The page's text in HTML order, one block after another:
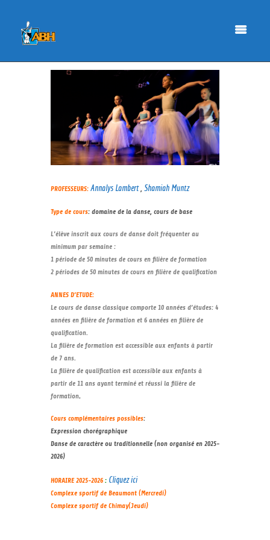
PROFESSEURS: Annalys Lambert, Shamiah Muntz
Type de cours: domaine de la danse, cours de base
L’élève inscrit aux cours de danse doit fréquenter au
minimum par semaine :
1 période de 50 minutes de cours en filière de formation
2 périodes de 50 minutes de cours en filière de qualification
ANNES D’ETUDE:
Le cours de danse classique comporte 10 années d’études: 4
années en filière de formation et 6 années en filière de
qualification.
La filière de formation est accessible aux enfants à partir
de 7 ans.
La filière de qualification est accessible aux enfants à
partir de 11 ans ayant terminé et réussi la filière de
formation.
Cours complémentaires possibles:
Expression chorégraphique
Danse de caractère ou traditionnelle (non organisé en 2025-
2026)
HORAIRE 2025-2026 : Cliquez ici
Complexe sportif de Beaumont (Mercredi)
Complexe sportif de Chimay(Jeudi)